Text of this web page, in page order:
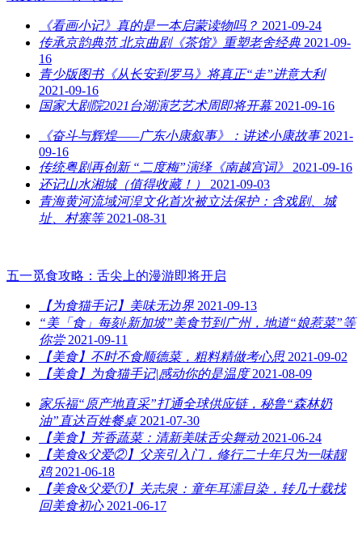
《看画小记》真的是一本启蒙读物吗？ 2021-09-24
传承京韵典范 北京曲剧《茶馆》重塑老舍经典 2021-09-
16
青少版图书《从长安到罗马》将真正“走”进意大利
2021-09-16
国家大剧院2021台湖演艺艺术周即将开幕 2021-09-16
《奋斗与辉煌——广东小康叙事》：讲述小康故事 2021-
09-16
传统粤剧再创新 “二度梅”演绎《南越宫词》
2021-09-16
还记山水湘城（值得收藏！）
2021-09-03
青海黄河流域河湟文化首次被立法保护：含戏剧、城
址、村寨等 2021-08-31
五一觅食攻略：舌尖上的漫游即将开启
【为食猫手记】美味无边界 2021-09-13
“美「食」每刻·新加坡”美食节到广州，地道“娘惹菜”等
你尝 2021-09-11
【美食】不时不食顺德菜，粗料精做考心思 2021-09-02
【美食】为食猫手记|感动你的是温度 2021-08-09
家乐福“原产地直采”打通全球供应链，秘鲁“森林奶
油”直达百姓餐桌 2021-07-30
【美食】芳香蔬菜：清新美味舌尖舞动 2021-06-24
【美食&父爱②】父亲引入门，修行二十年只为一味靓
鸡 2021-06-18
【美食&父爱①】关志泉：童年耳濡目染，转几十载找
回美食初心 2021-06-17